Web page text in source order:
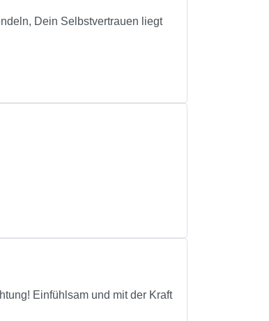
Dein Selbstvertrauen liegt
Einfühlsam und mit der Kraft